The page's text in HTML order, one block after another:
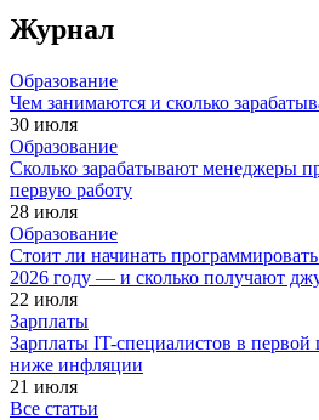
Журнал
Образование
Чем занимаются и сколько
30 июля
Образование
Сколько зарабатывают менеджеры
первую работу
28 июля
Образование
Стоит ли начинать
2026 году — и сколько получают
22 июля
Зарплаты
Зарплаты IT-специалистов в первой
ниже инфляции
21 июля
Все статьи